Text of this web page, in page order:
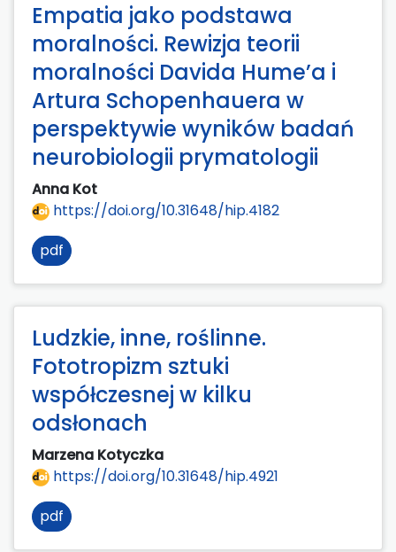
Empatia jako podstawa
moralności. Rewizja teorii
moralności Davida Hume’a i
Artura Schopenhauera w
perspektywie wyników badań
neurobiologii prymatologii
Anna Kot
https://doi.org/10.31648/hip.4182
pdf
Ludzkie, inne, roślinne.
Fototropizm sztuki
współczesnej w kilku
odsłonach
Marzena Kotyczka
https://doi.org/10.31648/hip.4921
pdf